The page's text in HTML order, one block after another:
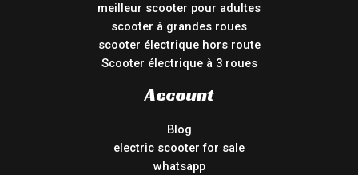
meilleur scooter pour adultes
scooter à grandes roues
scooter électrique hors route
Scooter électrique à 3 roues
Account
Blog
electric scooter for sale
whatsapp